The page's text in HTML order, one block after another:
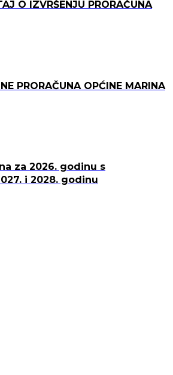
O IZVRŠENJU PRORAČUNA
PRORAČUNA OPĆINE MARINA
za 2026. godinu s
i 2028. godinu